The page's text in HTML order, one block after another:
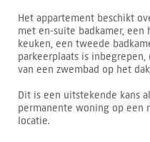
Het appartement beschikt
met en-suite badkamer,
keuken, een tweede
parkeerplaats is
van een zwembad op het
Dit is een uitstekende kans
permanente woning op een
locatie.